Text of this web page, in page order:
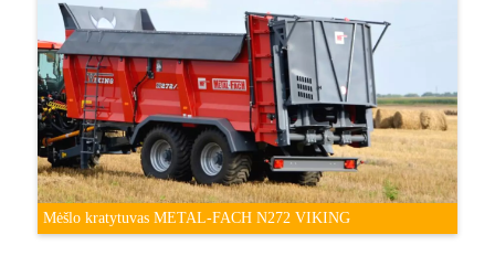
Mėšlo kratytuvas METAL-FACH N272 VIKING